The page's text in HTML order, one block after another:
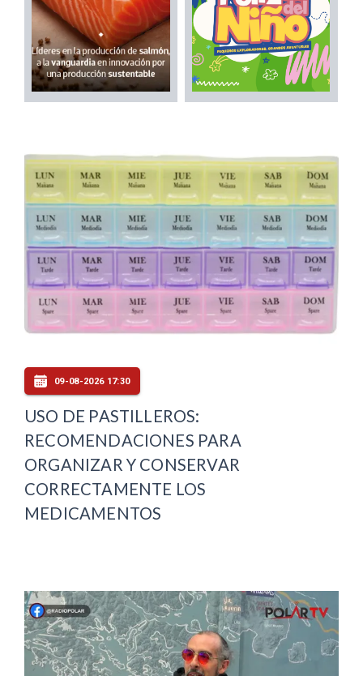
09-08-2026 17:30
USO DE PASTILLEROS:
RECOMENDACIONES PARA
ORGANIZAR Y CONSERVAR
CORRECTAMENTE LOS
MEDICAMENTOS